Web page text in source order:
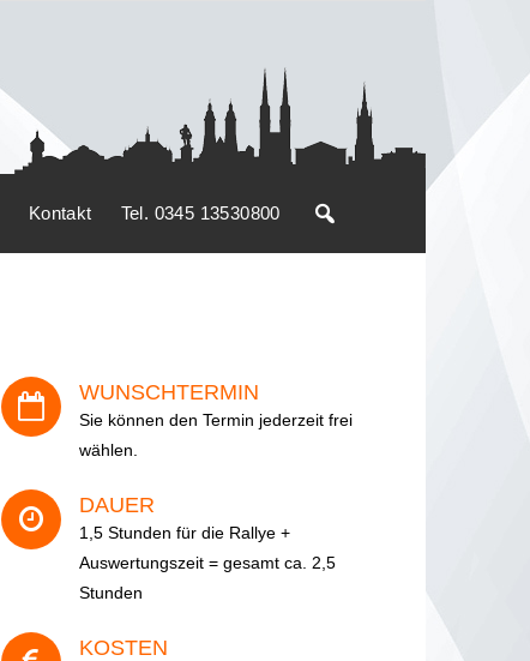
Kontakt Tel. 0345 13530800
WUNSCHTERMIN
Sie können den Termin jederzeit frei
wählen.
DAUER
1,5 Stunden für die Rallye +
Auswertungszeit = gesamt ca. 2,5
Stunden
KOSTEN